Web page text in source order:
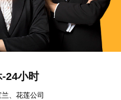
24小时
、花莲公司